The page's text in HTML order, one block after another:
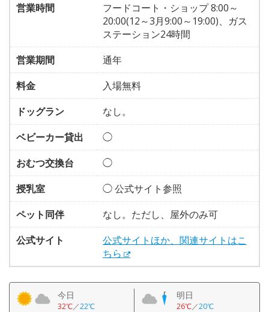
営業時間
フードコート・ショップ 8:00～
20:00(12～3月9:00～19:00)、ガス
ステーション24時間
営業期間
通年
料金
入場無料
ドッグラン
なし。
ベビーカー貸出
◯
おむつ交換台
◯
授乳室
◯ 公式サイト参照
ペット同伴
なし。ただし、屋外のみ可
公式サイト
公式サイトほか、関連サイトはこ
ちら
今日
32℃／22℃
明日
26℃／20℃